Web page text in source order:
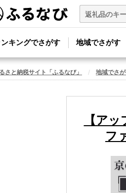
キングでさがす 地域でさがす
さと納税サイト「ふるなび」 地域でさ
【ア
フ